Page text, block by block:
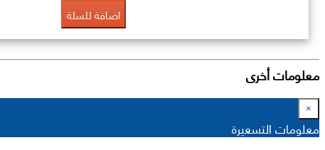
اضافة للسلة
معلومات أخرى
×
معلومات التسعيرة